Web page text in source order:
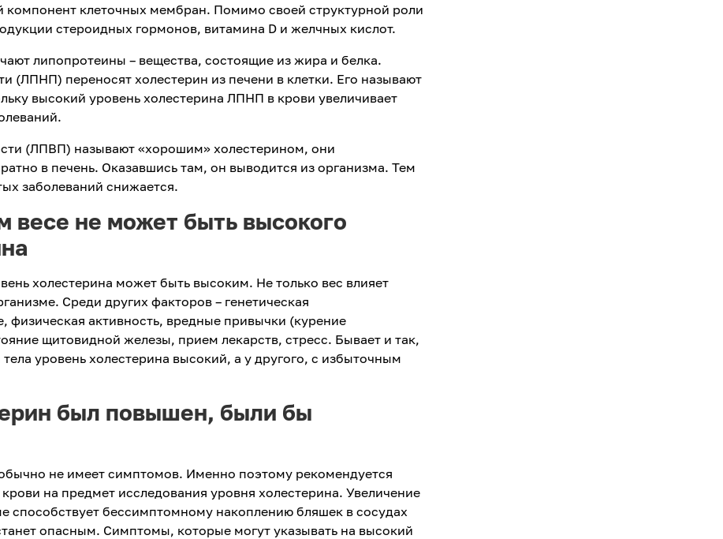
клеточных мембран. Помимо своей структурной роли
стероидных гормонов, витамина D и желчных кислот.
липопротеины – вещества, состоящие из жира и белка.
(ЛПНП) переносят холестерин из печени в клетки. Его называют
высокий уровень холестерина ЛПНП в крови увеличивает
(ЛПВП) называют «хорошим» холестерином, они
в печень. Оказавшись там, он выводится из организма. Тем
заболеваний снижается.
весе не может быть высокого
холестерина может быть высоким. Не только вес влияет
Среди других факторов – генетическая
физическая активность, вредные привычки (курение
щитовидной железы, прием лекарств, стресс. Бывает и так,
уровень холестерина высокий, а у другого, с избыточным
был повышен, были бы
не имеет симптомов. Именно поэтому рекомендуется
на предмет исследования уровня холестерина. Увеличение
способствует бессимптомному накоплению бляшек в сосудах
опасным. Симптомы, которые могут указывать на высокий